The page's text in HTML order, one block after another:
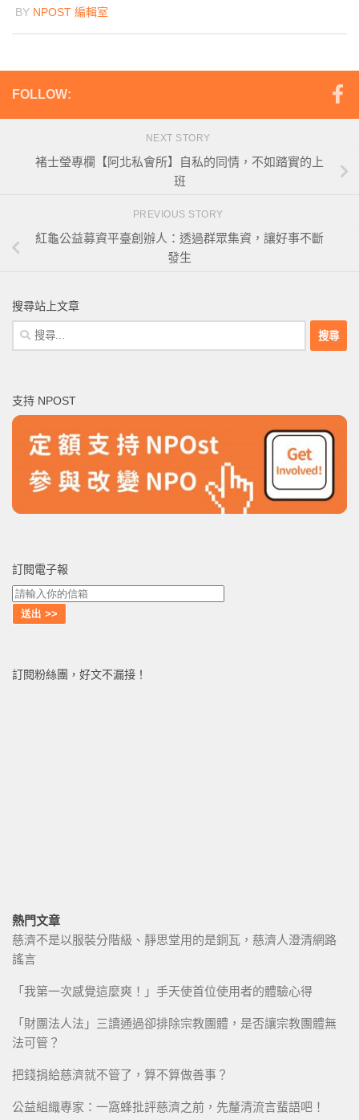
BY NPOST 編輯室
FOLLOW:
NEXT STORY
褚士瑩專欄【阿北私會所】自私的同情，不如踏實的上
班
PREVIOUS STORY
紅龜公益募資平臺創辦人：透過群眾集資，讓好事不斷
發生
搜尋站上文章
搜
尋
字:
支持 NPOST
訂閱電子報
訂閱粉絲團，好文不漏接！
熱門文章
慈濟不是以服裝分階級、靜思堂用的是銅瓦，慈濟人澄清網路
謠言
「我第一次感覺這麼爽！」手天使首位使用者的體驗心得
「財團法人法」三讀通過卻排除宗教團體，是否讓宗教團體無
法可管？
把錢捐給慈濟就不管了，算不算做善事？
公益組織專家：一窩蜂批評慈濟之前，先釐清流言蜚語吧！